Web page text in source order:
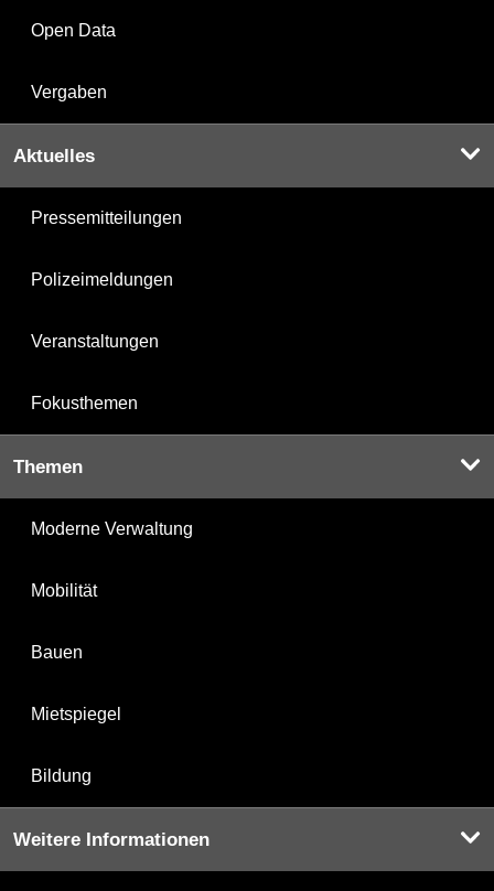
Open Data
Vergaben
Aktuelles
Pressemitteilungen
Polizeimeldungen
Veranstaltungen
Fokusthemen
Themen
Moderne Verwaltung
Mobilität
Bauen
Mietspiegel
Bildung
Weitere Informationen